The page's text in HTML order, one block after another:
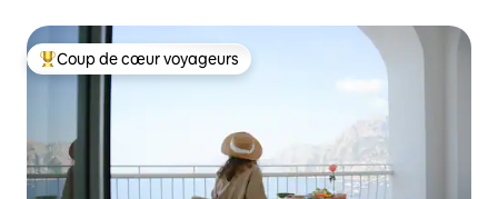
Coups de cœur voyageurs les plus appréciés
Coup de cœur voyageurs